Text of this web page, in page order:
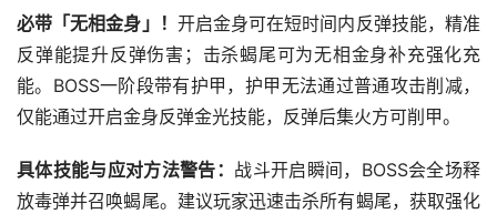
必带「无相金身」！ 开启金身可在短时间内反弹技能，精准
反弹能提升反弹伤害；击杀蝎尾可为无相金身补充强化充
能。BOSS一阶段带有护甲，护甲无法通过普通攻击削减，
仅能通过开启金身反弹金光技能，反弹后集火方可削甲。
具体技能与应对方法警告： 战斗开启瞬间，BOSS会全场释
放毒弹并召唤蝎尾。建议玩家迅速击杀所有蝎尾，获取强化